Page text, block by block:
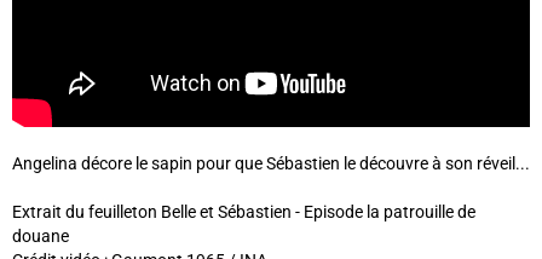
Angelina décore le sapin pour que Sébastien le découvre à son réveil...
Extrait du feuilleton Belle et Sébastien - Episode la patrouille de
douane